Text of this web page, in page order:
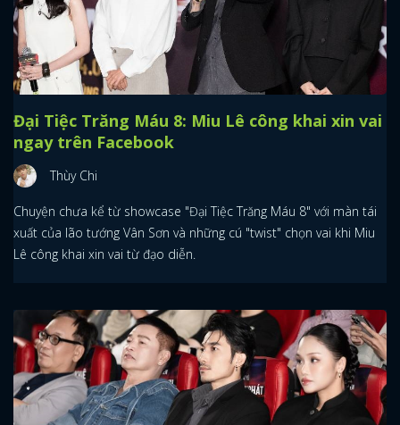
Đại Tiệc Trăng Máu 8: Miu Lê công khai xin vai
ngay trên Facebook
Thùy Chi
Chuyện chưa kể từ showcase "Đại Tiệc Trăng Máu 8" với màn tái
xuất của lão tướng Vân Sơn và những cú "twist" chọn vai khi Miu
Lê công khai xin vai từ đạo diễn.